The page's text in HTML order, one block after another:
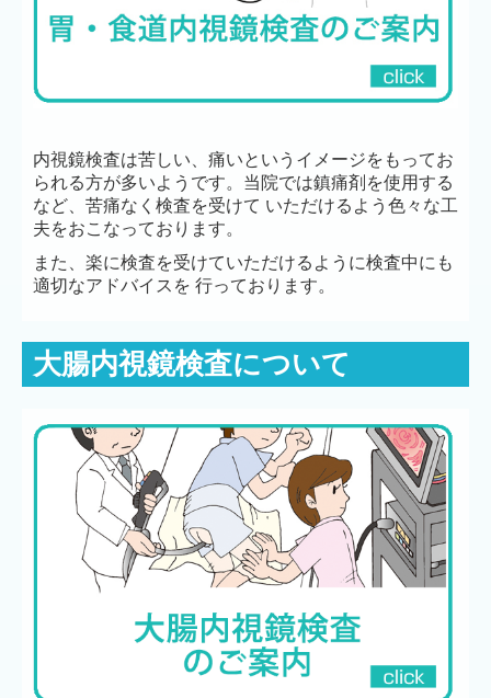
内視鏡検査は苦しい、痛いというイメージをもってお
られる方が多いようです。当院では鎮痛剤を使用する
など、苦痛なく検査を受けて いただけるよう色々な工
夫をおこなっております。
また、楽に検査を受けていただけるように検査中にも
適切なアドバイスを 行っております。
大腸内視鏡検査について